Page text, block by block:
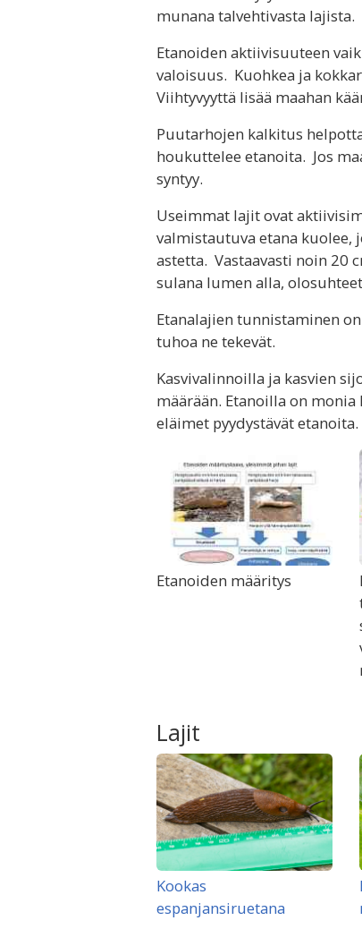
munana talvehtivasta lajista.
Etanoiden aktiivisuuteen
valoisuus. Kuohkea ja
Viihtyvyyttä lisää maahan
Puutarhojen kalkitus
houkuttelee etanoita. Jos
syntyy.
Useimmat lajit ovat
valmistautuva etana kuolee,
astetta. Vastaavasti noin 20
sulana lumen alla,
Etanalajien tunnistaminen
tuhoa ne tekevät.
Kasvivalinnoilla ja kasvien
määrään. Etanoilla on
eläimet pyydystävät etanoita.
Etanoiden määritys
Lajit
Kookas
espanjansiruetana